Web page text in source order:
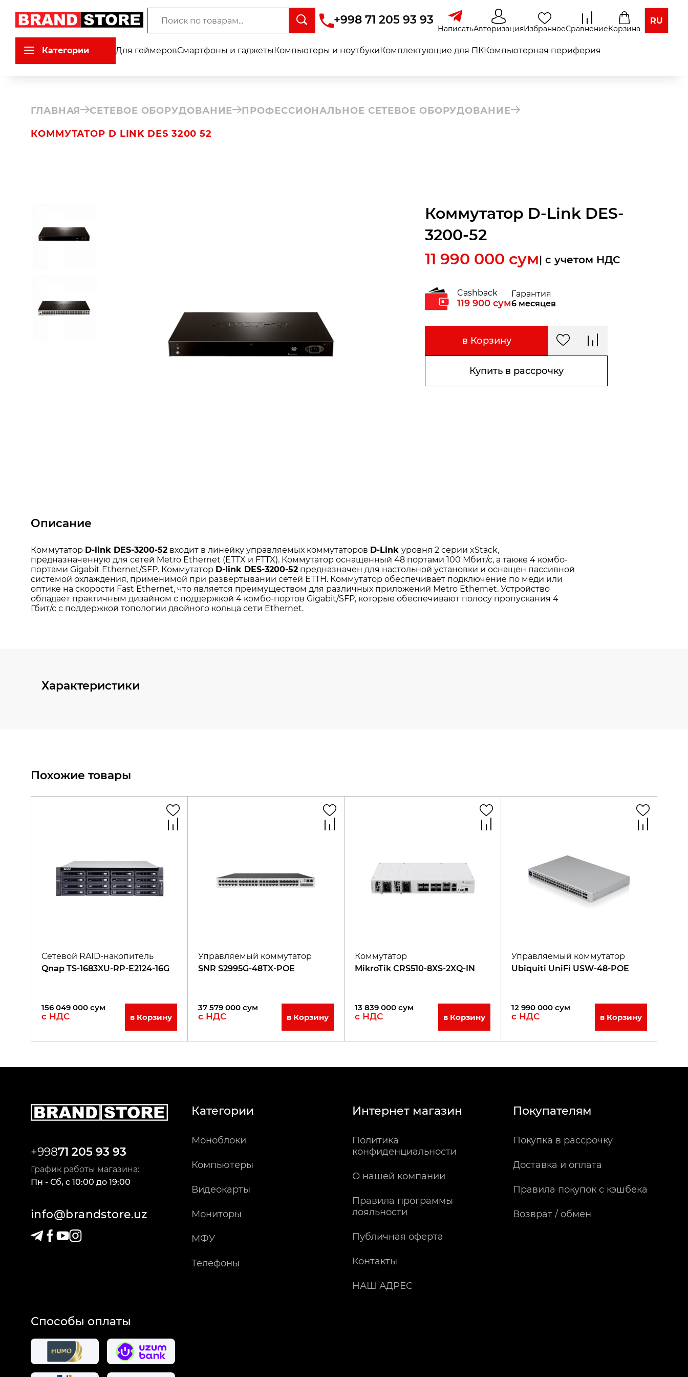
+998 71 205 93 93
НаписатьАвторизацияИзбранноеСравнениеКорзина
RU
Категории Для геймеровСмартфоны и гаджетыКомпьютеры и ноутбукиКомплектующие для ПККомпьютерная периферия
ГЛАВНАЯ СЕТЕВОЕ ОБОРУДОВАНИЕ ПРОФЕССИОНАЛЬНОЕ СЕТЕВОЕ ОБОРУДОВАНИЕ
КОММУТАТОР D LINK DES 3200 52
Коммутатор D-Link DES-
3200-52
11 990 000 сум| c учетом НДС
Cashback
119 900 сум
Гарантия
6 месяцев
в Корзину
Купить в рассрочку
Описание
Характеристики
Похожие товары
Сетевой RAID-накопитель
Qnap TS-1683XU-RP-E2124-16G
156 049 000 сум
с НДС в Корзину
Управляемый коммутатор
SNR S2995G-48TX-POE
37 579 000 сум
с НДС в Корзину
Коммутатор
MikroTik CRS510-8XS-2XQ-IN
13 839 000 сум
с НДС в Корзину
Управляемый коммутатор
Ubiquiti UniFi USW-48-POE
12 990 000 сум
с НДС в Корзину
+99871 205 93 93
График работы магазина:
Пн - Сб, c 10:00 до 19:00
info@brandstore.uz
Категории
Моноблоки
Компьютеры
Видеокарты
Мониторы
МФУ
Телефоны
Интернет магазин
Политика
конфиденциальности
О нашей компании
Правила программы
лояльности
Публичная оферта
Контакты
НАШ АДРЕС
Покупателям
Покупка в рассрочку
Доставка и оплата
Правила покупок с кэшбека
Возврат / обмен
Способы оплаты